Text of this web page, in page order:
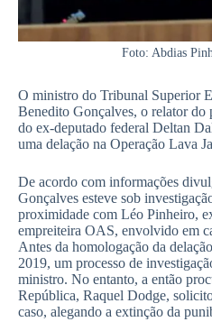
Foto: Abdias
O ministro do Tribunal Superior
Benedito Gonçalves, o relator do
do ex-deputado federal Deltan
uma delação na Operação Lava
De acordo com informações
Gonçalves esteve sob
proximidade com Léo Pinheiro,
empreiteira OAS, envolvido em
Antes da homologação da
2019, um processo de
ministro. No entanto, a então
República, Raquel Dodge,
caso, alegando a extinção da